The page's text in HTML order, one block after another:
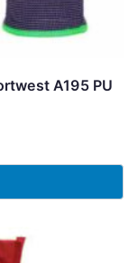
A195 PU